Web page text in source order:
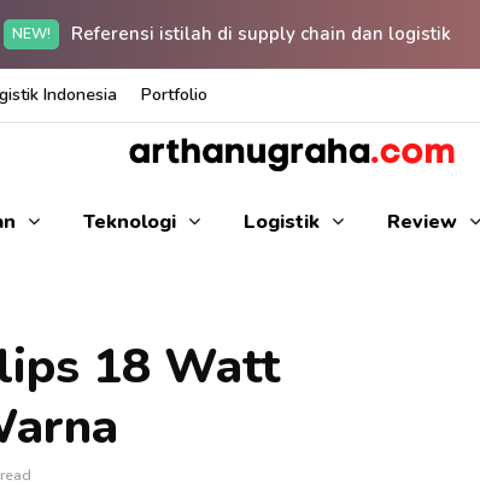
NEW! Referensi istilah di supply chain dan logistik
Indonesia Portfolio
Teknologi Logistik Review
18 Watt